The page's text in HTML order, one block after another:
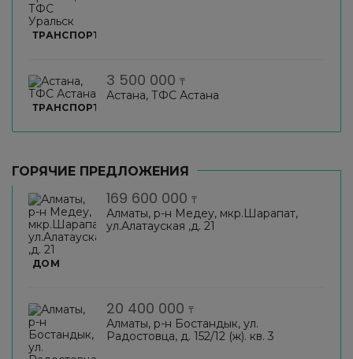
ТРАНСПОРТ
ТРАНСПОРТ
3 500 000 ₸
Астана, ТФС Астана
ГОРЯЧИЕ ПРЕДЛОЖЕНИЯ
ДОМ
169 600 000 ₸
Алматы, р-н Медеу, мкр.Шарапат,
ул.Алатауская ,д. 21
20 400 000 ₸
Алматы, р-н Бостандык, ул.
Радостовца, д. 152/12 (ж). кв. 3